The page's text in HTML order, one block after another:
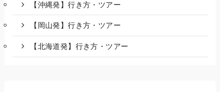
【沖縄発】行き方・ツアー
【岡山発】行き方・ツアー
【北海道発】行き方・ツアー